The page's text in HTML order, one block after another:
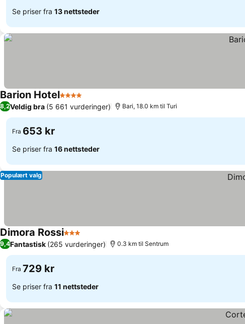
Se priser fra 13 nettsteder
Barion Hotel4 Stjerner
8,2Veldig bra (5 661 vurderinger) Bari, 18.0 km til Turi
Fra 653 kr
Se priser fra 16 nettsteder
Populært valg
Dimora Rossi3 Stjerner
9,4Fantastisk (265 vurderinger) 0.3 km til Sentrum
Fra 729 kr
Se priser fra 11 nettsteder